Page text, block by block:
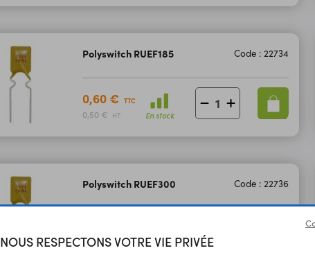
Polyswitch RUEF185 Code : 22734
0,60 € TTC
0,50 € HT En stock
Polyswitch RUEF300 Code : 22736
0,54 € HT En stock
NOUS RESPECTONS VOTRE VIE PRIVÉE